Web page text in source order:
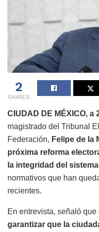
2
SHARES
CIUDAD DE MÉXICO,
magistrado del Tribunal
Federación, Felipe de la
próxima reforma
la integridad del
normativos que han
recientes.
En entrevista, señaló que
garantizar que la